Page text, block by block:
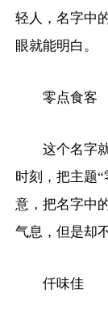
轻人，名字中
眼就能明白。
零点食客
这个名字
时刻，把主题
意，把名字中
气息，但是却
仟味佳